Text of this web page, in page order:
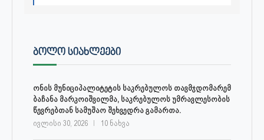
ᲑᲝᲚᲝ ᲡᲘᲐᲮᲚᲔᲔᲑᲘ
ონის მუნიციპალიტეტის საკრებულოს თავმჯდომარემ
ბაჩანა მარკოიშვილმა, საკრებულოს უმრავლესობის
წევრებთან სამუშაო შეხვედრა გამართა.
ივლისი 30, 2026 10 ნახვა